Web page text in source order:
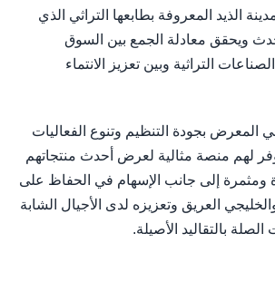
الذيد المعروفة بطابعها التراثي الذي
ويحقق معادلة الجمع بين السوق
التراثية وبين تعزيز الانتماء
المعرض بجودة التنظيم وتنوع الفعاليات
لهم منصة مثالية لعرض أحدث منتجاتهم
ومثمرة إلى جانب الإسهام في الحفاظ على
العريق وتعزيزه لدى الأجيال الشابة
بالتقاليد الأصيلة.